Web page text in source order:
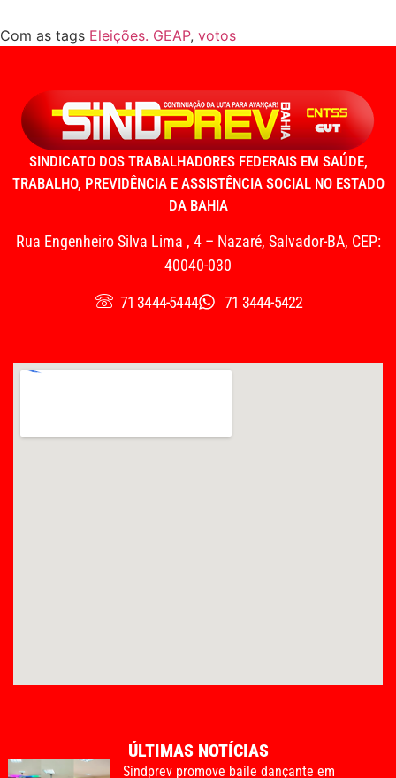
Com as tags Eleições. GEAP, votos
SINDICATO DOS TRABALHADORES FEDERAIS EM SAÚDE,
TRABALHO, PREVIDÊNCIA E ASSISTÊNCIA SOCIAL NO ESTADO
DA BAHIA
Rua Engenheiro Silva Lima , 4 – Nazaré, Salvador-BA, CEP:
40040-030
71 3444-5444
71 3444-5422
ÚLTIMAS NOTÍCIAS
Sindprev promove baile dançante em